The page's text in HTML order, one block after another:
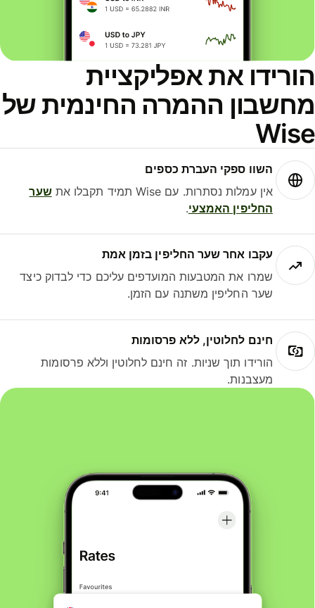
את אפליקציית
ההמרה החינמית של
השוו ספקי העברת כספים
אין עמלות נסתרות. עם Wise תמיד תקבלו את
שער
החליפין האמצעי.
עקבו אחר שער החליפין בזמן אמת
שמרו את המטבעות המועדפים עליכם כדי לבדוק כיצד
שער החליפין משתנה עם הזמן.
חינם לחלוטין, ללא פרסומות
הורידו תוך שניות. זה חינם לחלוטין וללא פרסומות
מעצבנות.